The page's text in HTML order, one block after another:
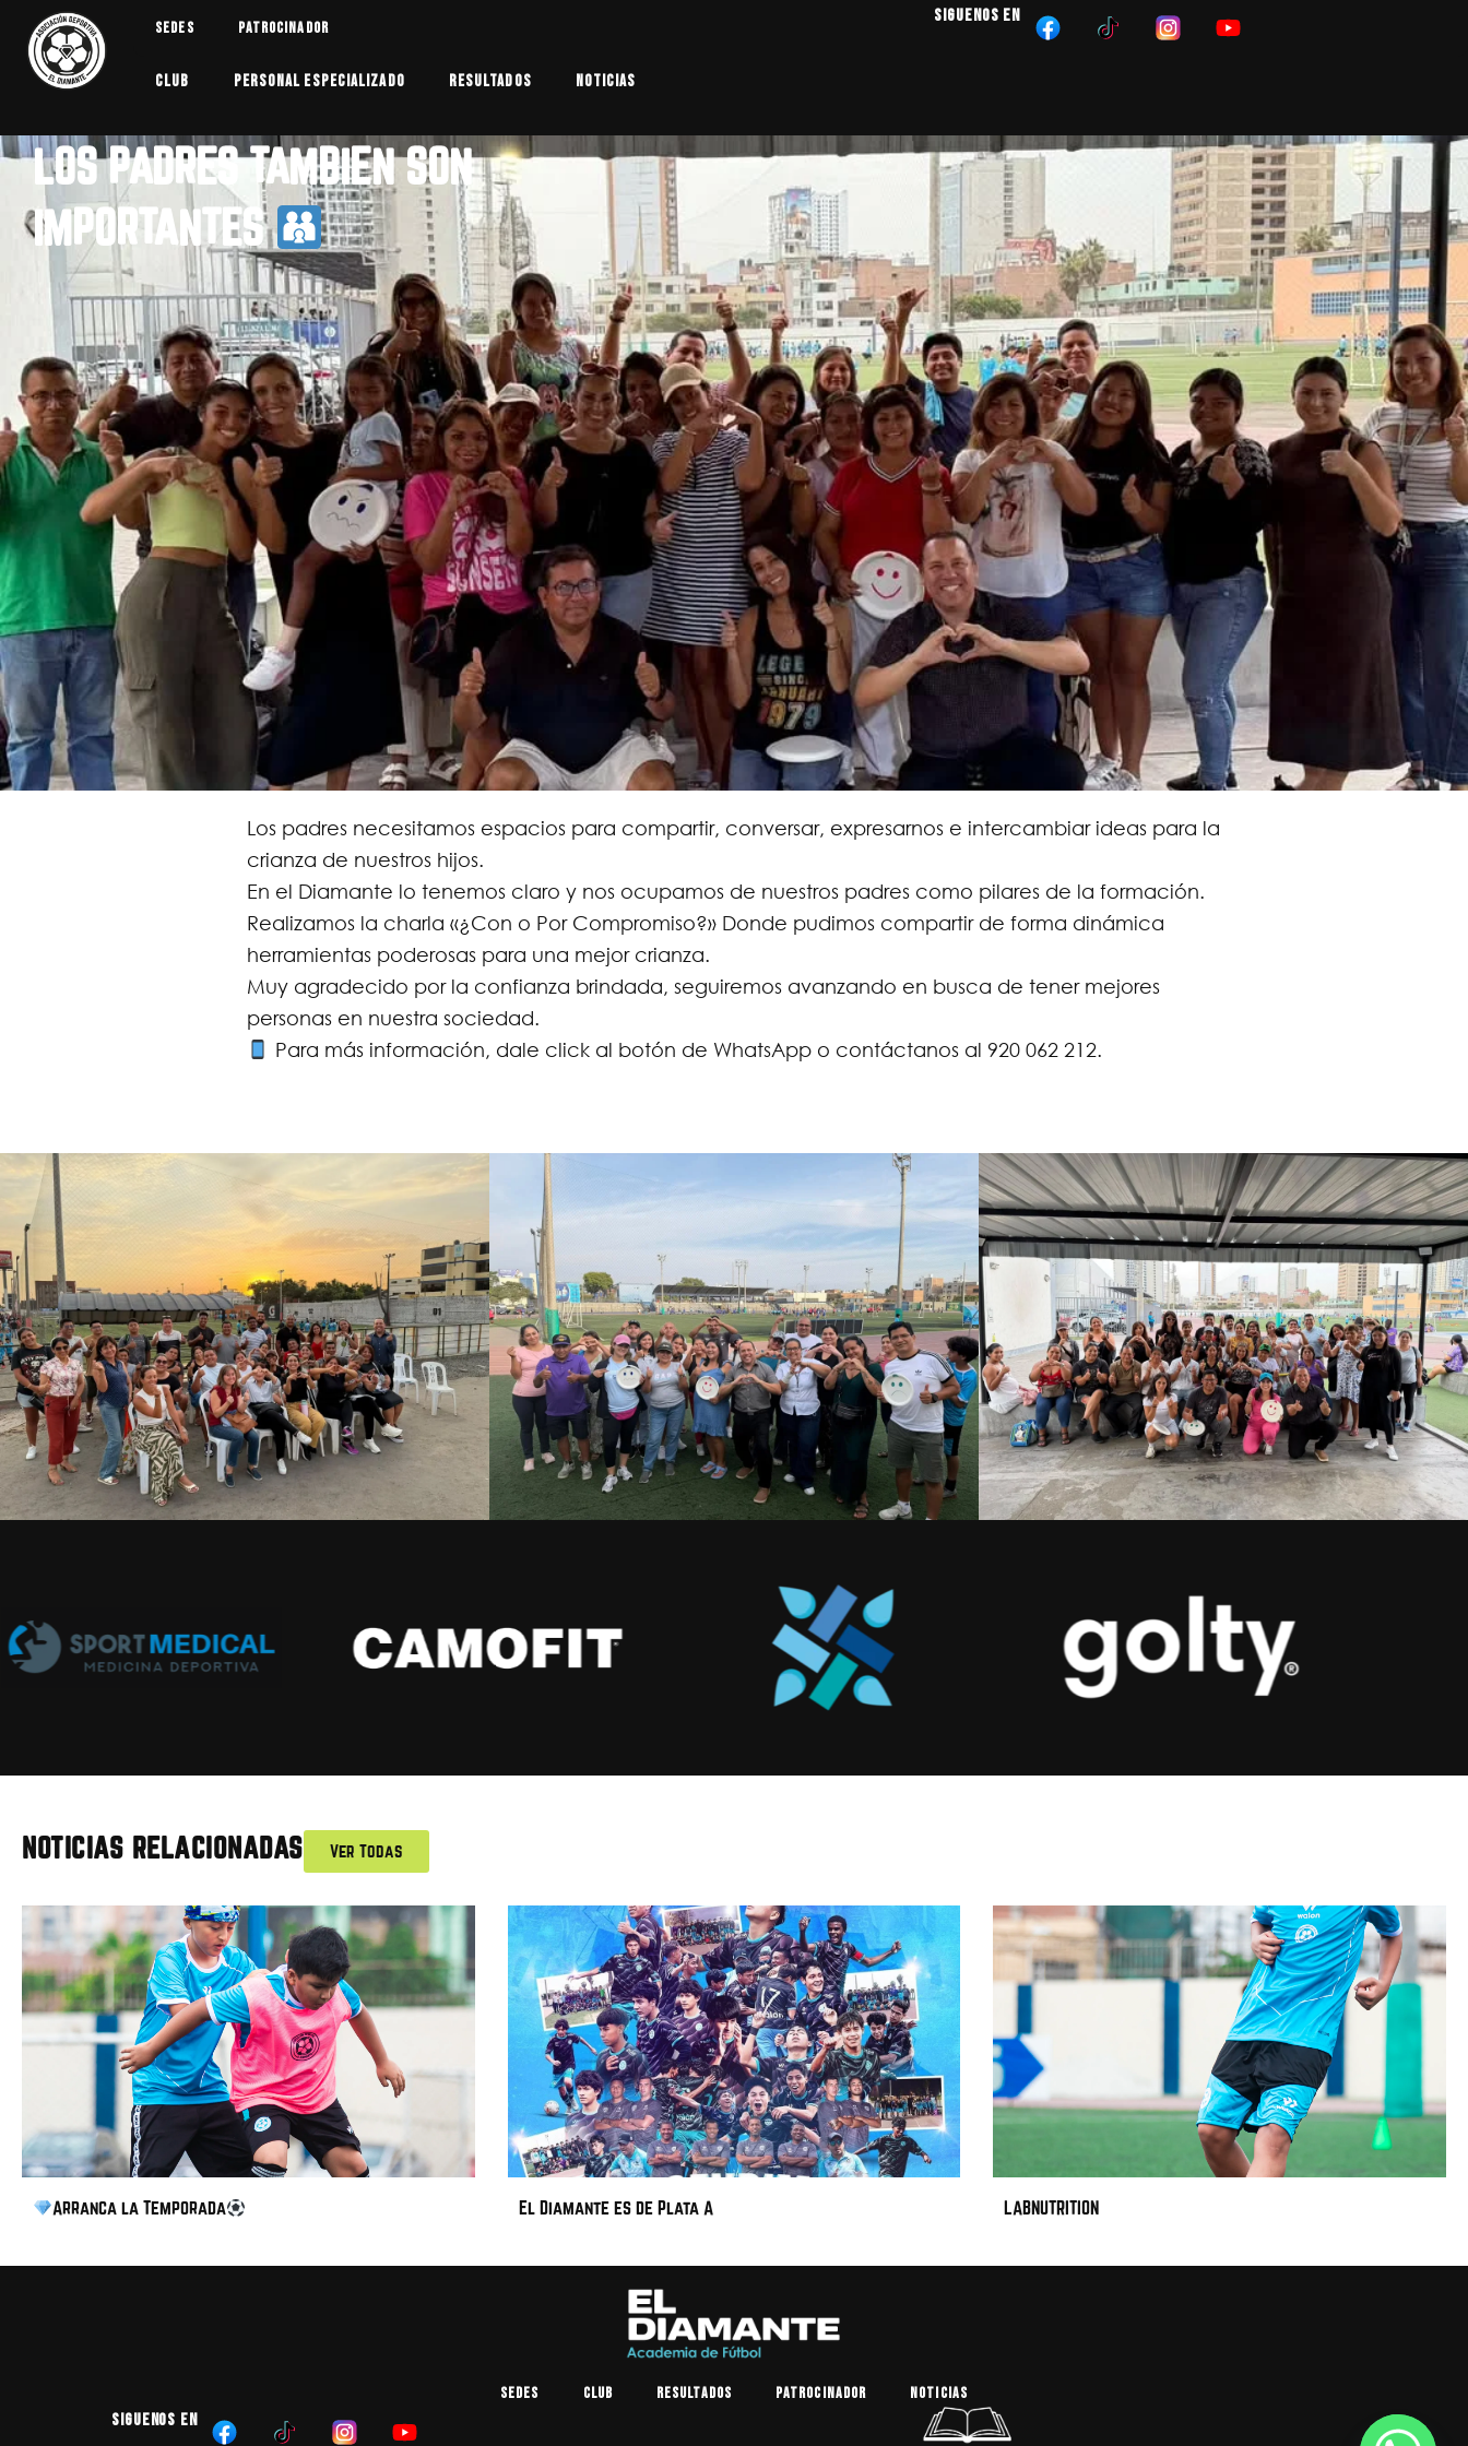
content
Sedes Patrocinador
SIGUENOS EN
Club Personal Especializado Resultados Noticias
LOS PADRES TAMBIEN SON
IMPORTANTES
Los padres necesitamos espacios para compartir, conversar, expresarnos e intercambiar ideas para la
crianza de nuestros hijos.
En el Diamante lo tenemos claro y nos ocupamos de nuestros padres como pilares de la formación.
Realizamos la charla «¿Con o Por Compromiso?» Donde pudimos compartir de forma dinámica
herramientas poderosas para una mejor crianza.
Muy agradecido por la confianza brindada, seguiremos avanzando en busca de tener mejores
personas en nuestra sociedad.
Para más información, dale click al botón de WhatsApp o contáctanos al 920 062 212.
NOTICIAS RELACIONADAS Ver Todas
Arranca la Temporada El Diamante es de Plata A LABNUTRITION
Sedes Club Resultados Patrocinador Noticias
SIGUENOS EN